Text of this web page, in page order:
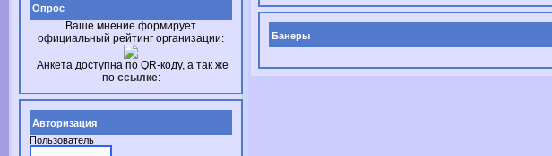
Опрос
Ваше мнение формирует
официальный рейтинг организации:
Анкета доступна по QR-коду, а так же
по ссылке:
Авторизация
Пользователь
Банеры